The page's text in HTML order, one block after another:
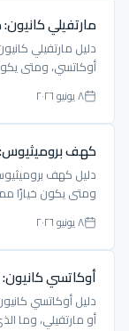
مارتفيلي
دليل مارتفيلي
أوكاتسي، ومتى
٨ يونيو ٢٠٢٦
كهف
دليل كهف
ومتى يكون خيارًا
٨ يونيو ٢٠٢٦
أوكاتسي كانيون:
دليل أوكاتسي
أو مارتفيلي، وما